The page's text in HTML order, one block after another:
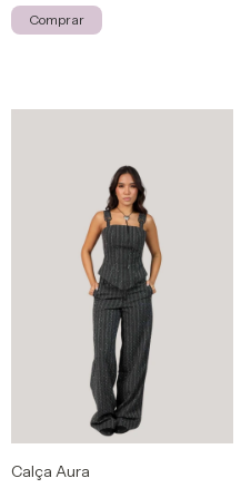
Comprar
Calça Aura